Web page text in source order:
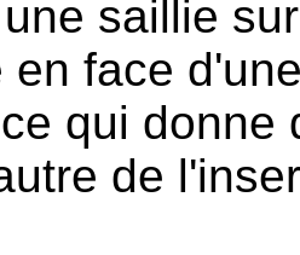
saillie
en face
qui donne
de